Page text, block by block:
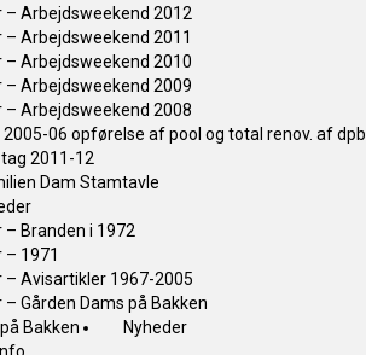
– Arbejdsweekend 2012
– Arbejdsweekend 2011
– Arbejdsweekend 2010
– Arbejdsweekend 2009
– Arbejdsweekend 2008
2005-06 opførelse af pool og total renov. af dpb
2011-12
Dam Stamtavle
– Branden i 1972
– 1971
– Avisartikler 1967-2005
– Gården Dams på Bakken
Bakken
Nyheder